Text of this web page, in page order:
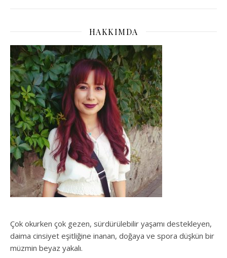
HAKKIMDA
Çok okurken çok gezen, sürdürülebilir yaşamı destekleyen,
daima cinsiyet eşitliğine inanan, doğaya ve spora düşkün bir
müzmin beyaz yakalı.